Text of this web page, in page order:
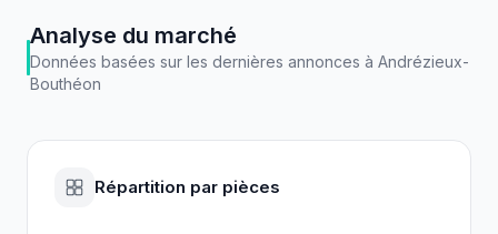
Analyse du marché
Données basées sur les dernières annonces àAndrézieux-
Bouthéon
Répartition par pièces